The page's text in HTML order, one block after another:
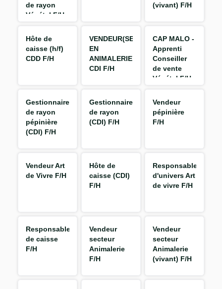
de rayon
Végétal F/H
(vivant) F/H
Hôte de
caisse (h/f)
CDD F/H
VENDEUR(SE)
EN
ANIMALERIE
CDI F/H
CAP MALO -
Apprenti
Conseiller
de vente
Végétal F/H
Gestionnaire
de rayon
pépinière
(CDI) F/H
Gestionnaire
de rayon
(CDI) F/H
Vendeur
pépinière
F/H
Vendeur Art
de Vivre F/H
Hôte de
caisse (CDI)
F/H
Responsable
d'univers Art
de vivre F/H
Responsable
de caisse
F/H
Vendeur
secteur
Animalerie
F/H
Vendeur
secteur
Animalerie
(vivant) F/H